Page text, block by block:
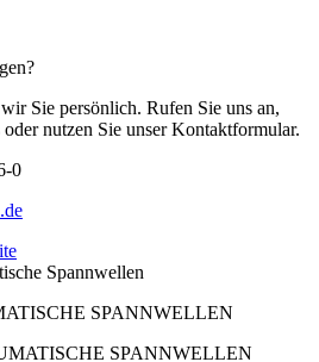
Sie persönlich. Rufen Sie uns an,
nutzen Sie unser Kontaktformular.
0
Spannwellen
SPANNWELLEN